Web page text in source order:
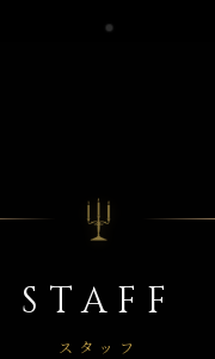
STAFF
スタッフ